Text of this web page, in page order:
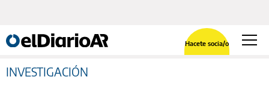
Hacete socia/o
INVESTIGACIÓN